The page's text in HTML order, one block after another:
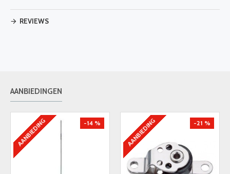
REVIEWS
AANBIEDINGEN
AANBIEDING -14 % AANBIEDING -21 %